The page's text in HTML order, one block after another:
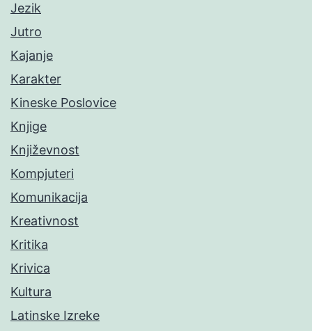
Jezik
Jutro
Kajanje
Karakter
Kineske Poslovice
Knjige
Književnost
Kompjuteri
Komunikacija
Kreativnost
Kritika
Krivica
Kultura
Latinske Izreke